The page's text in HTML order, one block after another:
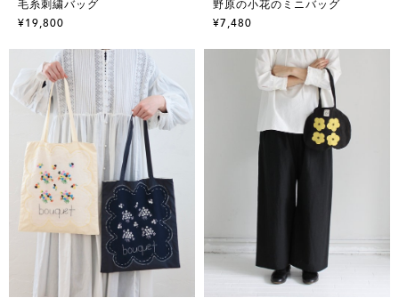
毛糸刺繍バッグ
¥19,800
野原の小花のミニバッグ
¥7,480